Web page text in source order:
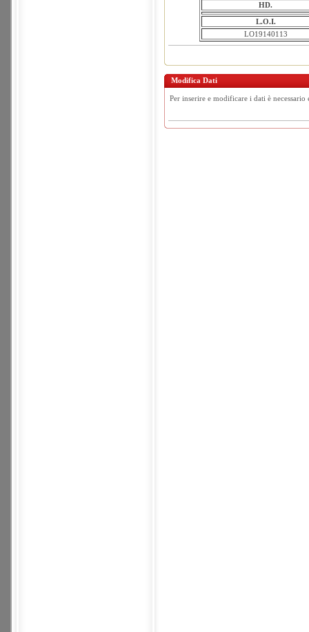
HD.
L.O.I.
LO19140113
Modifica Dati
Per inserire e modificare i dati è necessario